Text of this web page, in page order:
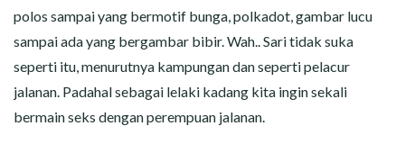
polos sampai yang bermotif bunga, polkadot, gambar lucu
sampai ada yang bergambar bibir. Wah.. Sari tidak suka
seperti itu, menurutnya kampungan dan seperti pelacur
jalanan. Padahal sebagai lelaki kadang kita ingin sekali
bermain seks dengan perempuan jalanan.